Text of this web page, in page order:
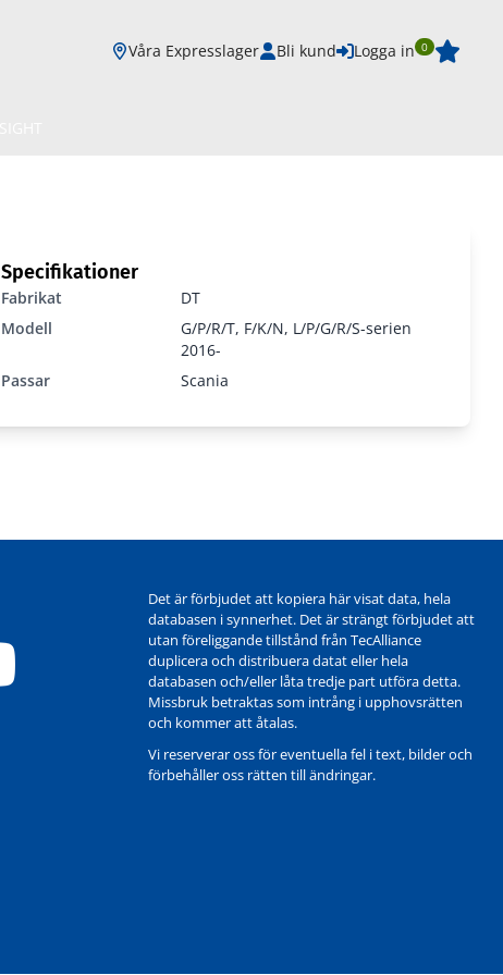
Våra Expresslager Bli kund Logga in 0
Specifikationer
Fabrikat
DT
Modell
G/P/R/T, F/K/N, L/P/G/R/S-serien
2016-
Passar
Scania
Det är förbjudet att kopiera här visat data, hela
databasen i synnerhet. Det är strängt förbjudet att
utan föreliggande tillstånd från TecAlliance
duplicera och distribuera datat eller hela
databasen och/eller låta tredje part utföra detta.
Missbruk betraktas som intrång i upphovsrätten
och kommer att åtalas.
Vi reserverar oss för eventuella fel i text, bilder och
förbehåller oss rätten till ändringar.